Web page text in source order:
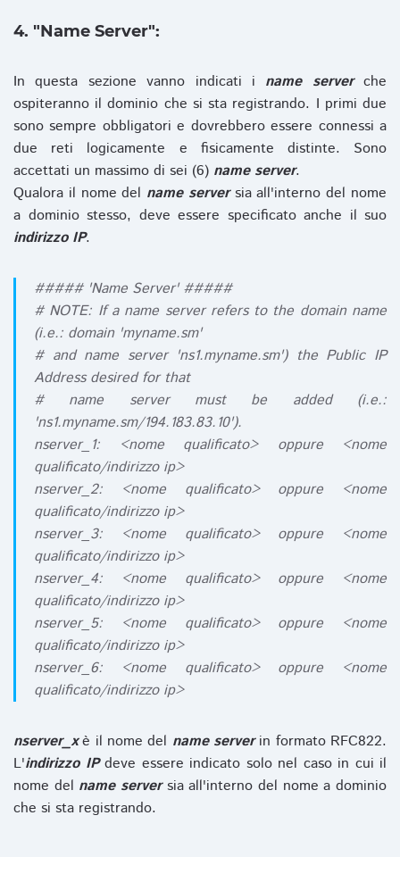
4. "Name Server":
In questa sezione vanno indicati i name serverche
ospiteranno il dominio che si sta registrando. I primi due
sono sempre obbligatori e dovrebbero essere connessi a
due reti logicamente e fisicamente distinte. Sono
accettati un massimo di sei (6) name server.
Qualora il nome del name serversia all'interno del nome
a dominio stesso, deve essere specificato anche il suo
indirizzo IP.
##### 'Name Server' #####
# NOTE: If a name server refers to the domain name
(i.e.: domain 'myname.sm'
# and name server 'ns1.myname.sm') the Public IP
Address desired for that
# name server must be added (i.e.:
'ns1.myname.sm/194.183.83.10').
nserver_1: <nome qualificato> oppure <nome
qualificato/indirizzo ip>
nserver_2: <nome qualificato> oppure <nome
qualificato/indirizzo ip>
nserver_3: <nome qualificato> oppure <nome
qualificato/indirizzo ip>
nserver_4: <nome qualificato> oppure <nome
qualificato/indirizzo ip>
nserver_5: <nome qualificato> oppure <nome
qualificato/indirizzo ip>
nserver_6: <nome qualificato> oppure <nome
qualificato/indirizzo ip>
nserver_xè il nome del name serverin formato RFC822.
L'indirizzo IPdeve essere indicato solo nel caso in cui il
nome del name serversia all'interno del nome a dominio
che si sta registrando.